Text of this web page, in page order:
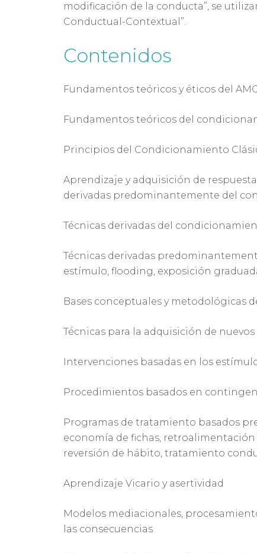
modificación de la conducta”, se
Conductual-Contextual”.
Contenidos
Fundamentos teóricos y éticos del
Fundamentos teóricos del
Principios del Condicionamiento
Aprendizaje y adquisición de
derivadas predominantemente del
Técnicas derivadas del
Técnicas derivadas
estímulo, flooding, exposición
Bases conceptuales y metodológicas
Técnicas para la adquisición de
Intervenciones basadas en los
Procedimientos basados en
Programas de tratamiento basados
economía de fichas,
reversión de hábito, tratamiento
Aprendizaje Vicario y asertividad
Modelos mediacionales,
las consecuencias